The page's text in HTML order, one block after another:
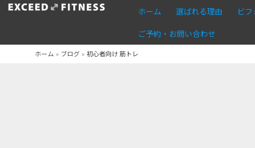
ス
ホーム 選ばれる理由 ビ
ご予約・お問い合わせ
ホーム ブログ 初心者向け 筋トレ